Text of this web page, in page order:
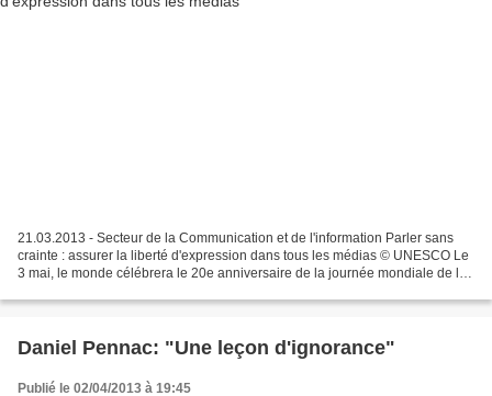
21.03.2013 - Secteur de la Communication et de l'information Parler sans
crainte : assurer la liberté d'expression dans tous les médias © UNESCO Le
3 mai, le monde célébrera le 20e anniversaire de la journée mondiale de la
Daniel Pennac: "Une leçon d'ignorance"
Publié le 02/04/2013 à 19:45